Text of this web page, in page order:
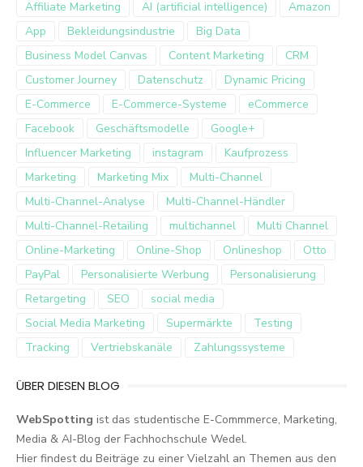
Affiliate Marketing AI (artificial intelligence)
Amazon
App
Bekleidungsindustrie
Big Data
Business Model Canvas
Content Marketing
CRM
Customer Journey
Datenschutz
Dynamic Pricing
E-Commerce
E-Commerce-Systeme
eCommerce
Facebook
Geschäftsmodelle
Google+
Influencer Marketing
instagram
Kaufprozess
Marketing
Marketing Mix
Multi-Channel
Multi-Channel-Analyse
Multi-Channel-Händler
Multi-Channel-Retailing
multichannel
Multi Channel
Online-Marketing
Online-Shop Onlineshop
Otto
PayPal
Personalisierte Werbung
Personalisierung
Retargeting
SEO
social media
Social Media Marketing
Supermärkte
Testing
Tracking
Vertriebskanäle Zahlungssysteme
ÜBER DIESEN BLOG
WebSpotting ist das studentische E-Commmerce, Marketing,
Media & AI-Blog der Fachhochschule Wedel.
Hier findest du Beiträge zu einer Vielzahl an Themen aus den